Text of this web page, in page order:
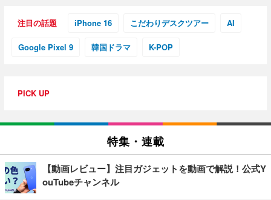
注目の話題 iPhone 16 こだわりデスクツアー AI
Google Pixel 9 韓国ドラマ K-POP
PICK UP
特集・連載
【動画レビュー】注目ガジェットを動画で解説！公式Y
ouTubeチャンネル